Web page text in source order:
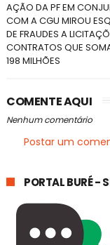
AÇÃO DA PF EM
COM A CGU MIROU
DE FRAUDES A
CONTRATOS QUE
198 MILHÕES
COMENTE AQUI
Nenhum comentário
Postar um
PORTAL BURÉ -